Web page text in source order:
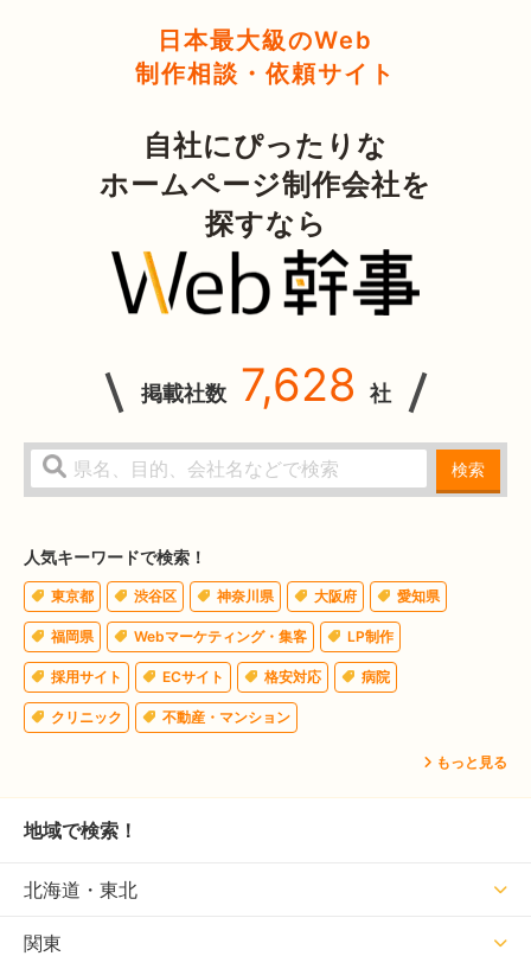
日本最大級のWeb
制作相談・依頼サイト
自社にぴったりな
ホームページ制作会社を
探すなら
掲載社数 7,628 社
検索
人気キーワードで検索！
東京都 渋谷区 神奈川県 大阪府 愛知県
福岡県 Webマーケティング・集客 LP制作
採用サイト ECサイト 格安対応 病院
クリニック 不動産・マンション
もっと見る
地域で検索！
北海道・東北
関東